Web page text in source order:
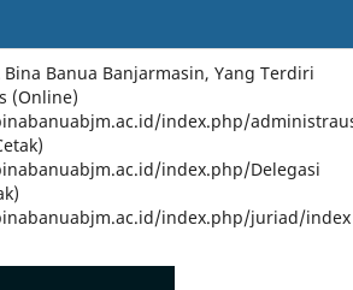
Banua Banjarmasin, Yang Terdiri
(Online)
index.php/
index.php/Delegasi
index.php/juriad/index